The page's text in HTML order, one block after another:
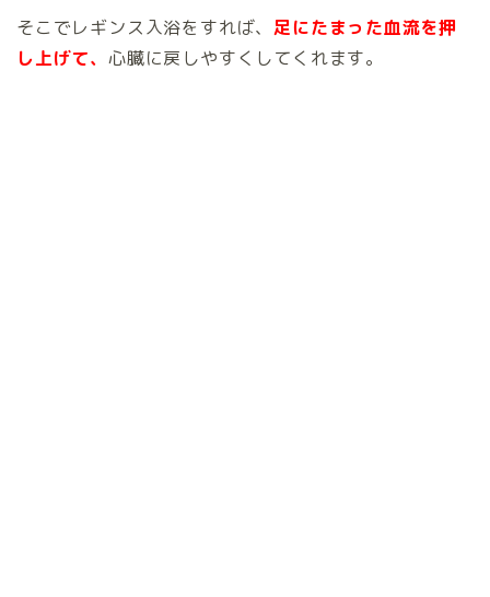
そこでレギンス入浴をすれば、足にたまった血流を押
し上げて、 心臓に戻しやすくしてくれます。